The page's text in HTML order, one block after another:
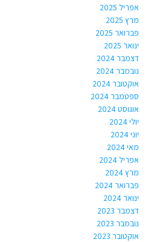
אפריל 2025
מרץ 2025
פברואר 2025
ינואר 2025
דצמבר 2024
נובמבר 2024
אוקטובר 2024
ספטמבר 2024
אוגוסט 2024
יולי 2024
יוני 2024
מאי 2024
אפריל 2024
מרץ 2024
פברואר 2024
ינואר 2024
דצמבר 2023
נובמבר 2023
אוקטובר 2023